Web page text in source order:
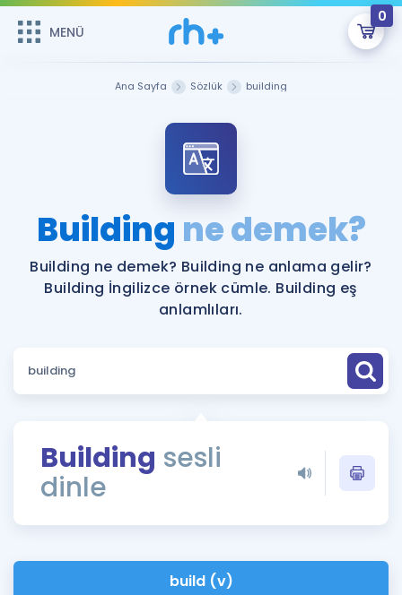
MENÜ
0
Şifremi Hatırlamıyorum
ÜYE DEĞİLİM
Sepetin Şu An Boş.
Remzi Hoca ile seni sınava hazırlayacak onlarca eğitim seni
bekliyor!
MENÜ
Katılımcı Görüşleri
Faydalı Araçlar
Sözlük
Rehberlik Aracı
ÖSYM Sınav Takvimi
Hakkımızda
Ana Sayfa Sözlük building
Building ne demek?
Building ne demek? Building ne anlama gelir?
Building İngilizce örnek cümle. Building eş
anlamlıları.
Building sesli
dinle
build (v)